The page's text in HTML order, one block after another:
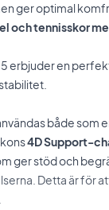
ger optimal
och tennisskor
erbjuder en
både som
4D Support-
ger stöd och
Detta är för